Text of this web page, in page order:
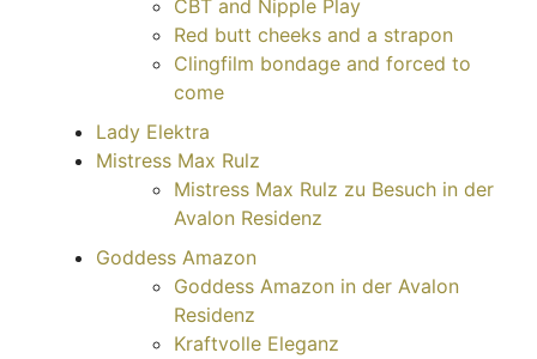
CBT and Nipple Play
Red butt cheeks and a strapon
Clingfilm bondage and forced to
come
Lady Elektra
Mistress Max Rulz
Mistress Max Rulz zu Besuch in der
Avalon Residenz
Goddess Amazon
Goddess Amazon in der Avalon
Residenz
Kraftvolle Eleganz